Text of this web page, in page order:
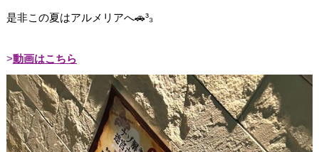
是非この夏はアルメリアへ🚗³₃
動画はこちら